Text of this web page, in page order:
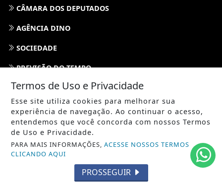
CÂMARA DOS DEPUTADOS
AGÊNCIA DINO
SOCIEDADE
PREVISÃO DO TEMPO
GERAL
HORÓSCOPO
SOCIAL NEWS
SPORT & SAÚDE
Termos de Uso e Privacidade
Esse site utiliza cookies para melhorar sua
experiência de navegação. Ao continuar o acesso,
entendemos que você concorda com nossos Termos
de Uso e Privacidade.
PARA MAIS INFORMAÇÕES,ACESSE NOSSOS TERMOS
CLICANDO AQUI
PROSSEGUIR